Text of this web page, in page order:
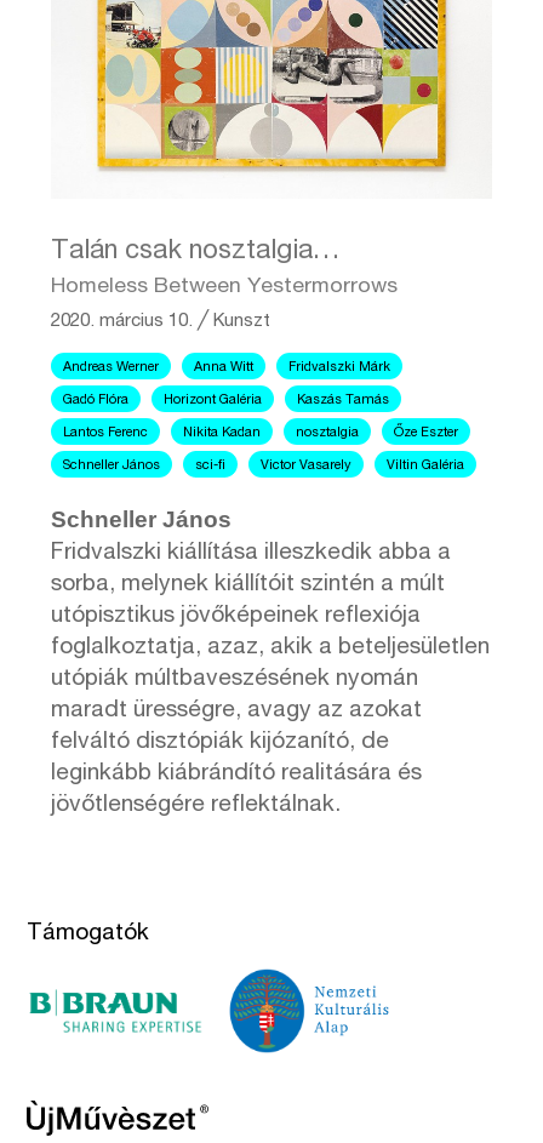
Talán csak nosztalgia…
Homeless Between Yestermorrows
2020. március 10. ╱ Kunszt
Andreas Werner Anna Witt Fridvalszki Márk
Gadó Flóra Horizont Galéria Kaszás Tamás
Lantos Ferenc Nikita Kadan nosztalgia Őze Eszter
Schneller János sci-fi Victor Vasarely Viltin Galéria
Schneller János
Fridvalszki kiállítása illeszkedik abba a
sorba, melynek kiállítóit szintén a múlt
utópisztikus jövőképeinek reflexiója
foglalkoztatja, azaz, akik a beteljesületlen
utópiák múltbaveszésének nyomán
maradt ürességre, avagy az azokat
felváltó disztópiák kijózanító, de
leginkább kiábrándító realitására és
jövőtlenségére reflektálnak.
Támogatók